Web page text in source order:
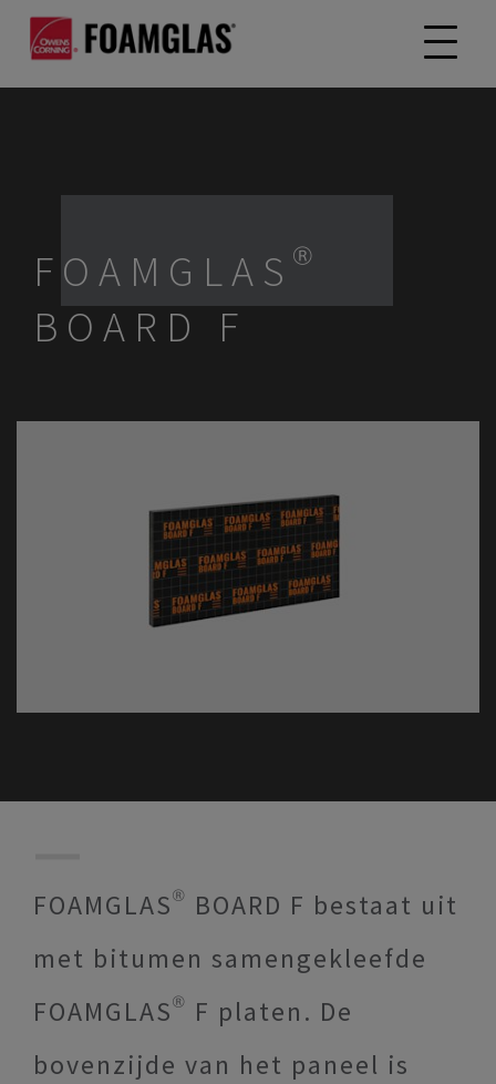
FOAMGLAS®
BOARD F
FOAMGLAS® BOARD F bestaat uit
met bitumen samengekleefde
FOAMGLAS® F platen. De
bovenzijde van het paneel is